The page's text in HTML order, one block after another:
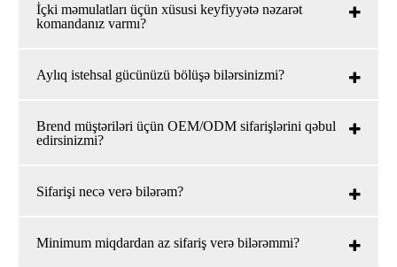
İçki məmulatları üçün xüsusi keyfiyyətə nəzarət
komandanız varmı?
Aylıq istehsal gücünüzü bölüşə bilərsinizmi?
Brend müştəriləri üçün OEM/ODM sifarişlərini qəbul
edirsinizmi?
Sifarişi necə verə bilərəm?
Minimum miqdardan az sifariş verə bilərəmmi?